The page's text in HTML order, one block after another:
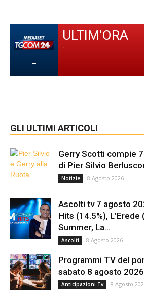
-
ULTIM'ORA
-
GLI ULTIMI ARTICOLI
Gerry Scotti compie
di Pier Silvio
Notizie 8 Agosto 2026
Ascolti tv 7 agosto
Hits (14.5%), L’Erede
Summer, La...
Ascolti 8 Agosto 2026
Programmi TV del
sabato 8 agosto 2026
Anticipazioni Tv 8 Agosto